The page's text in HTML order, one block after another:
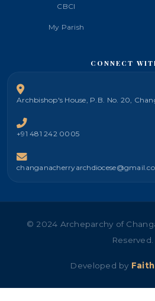
CBCI
My Parish
CONNECT
Archbishop's House, P.B. No. 20,
+91 481 242 0005
© 2024 Archeparchy of
Reserved.
Developed by